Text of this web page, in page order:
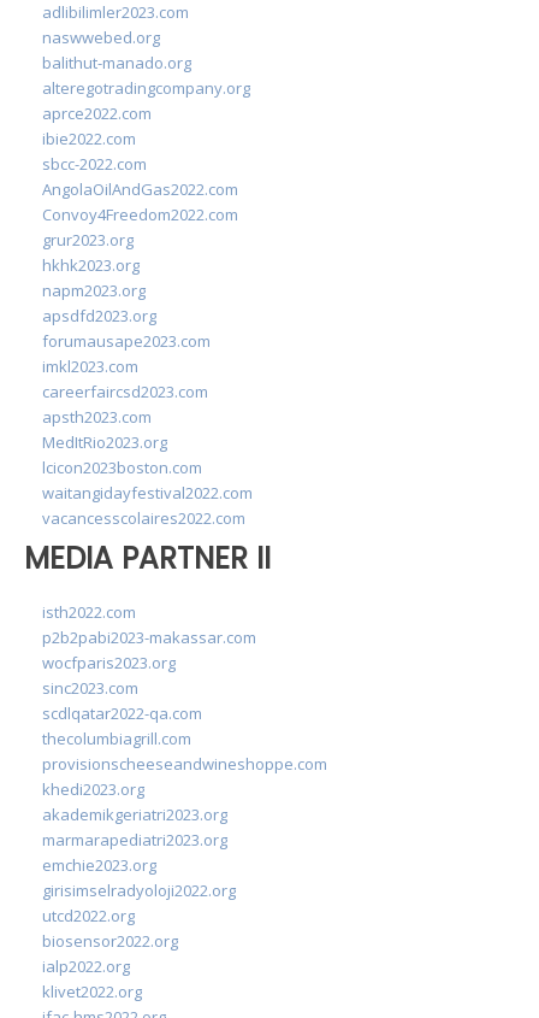
adlibilimler2023.com
naswwebed.org
balithut-manado.org
alteregotradingcompany.org
aprce2022.com
ibie2022.com
sbcc-2022.com
AngolaOilAndGas2022.com
Convoy4Freedom2022.com
grur2023.org
hkhk2023.org
napm2023.org
apsdfd2023.org
forumausape2023.com
imkl2023.com
careerfaircsd2023.com
apsth2023.com
MedItRio2023.org
lcicon2023boston.com
waitangidayfestival2022.com
vacancesscolaires2022.com
MEDIA PARTNER II
isth2022.com
p2b2pabi2023-makassar.com
wocfparis2023.org
sinc2023.com
scdlqatar2022-qa.com
thecolumbiagrill.com
provisionscheeseandwineshoppe.com
khedi2023.org
akademikgeriatri2023.org
marmarapediatri2023.org
emchie2023.org
girisimselradyoloji2022.org
utcd2022.org
biosensor2022.org
ialp2022.org
klivet2022.org